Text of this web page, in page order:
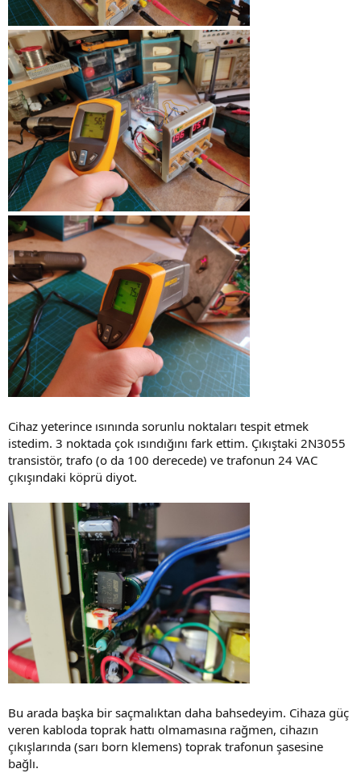
Cihaz yeterince ısınında sorunlu noktaları tespit etmek
istedim. 3 noktada çok ısındığını fark ettim. Çıkıştaki 2N3055
transistör, trafo (o da 100 derecede) ve trafonun 24 VAC
çıkışındaki köprü diyot.
Bu arada başka bir saçmalıktan daha bahsedeyim. Cihaza güç
veren kabloda toprak hattı olmamasına rağmen, cihazın
çıkışlarında (sarı born klemens) toprak trafonun şasesine
bağlı.